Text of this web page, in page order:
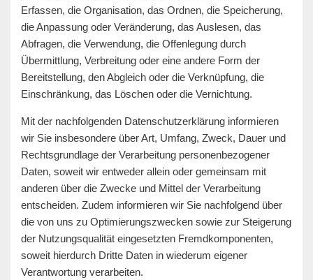
Erfassen, die Organisation, das Ordnen, die Speicherung,
die Anpassung oder Veränderung, das Auslesen, das
Abfragen, die Verwendung, die Offenlegung durch
Übermittlung, Verbreitung oder eine andere Form der
Bereitstellung, den Abgleich oder die Verknüpfung, die
Einschränkung, das Löschen oder die Vernichtung.
Mit der nachfolgenden Datenschutzerklärung informieren
wir Sie insbesondere über Art, Umfang, Zweck, Dauer und
Rechtsgrundlage der Verarbeitung personenbezogener
Daten, soweit wir entweder allein oder gemeinsam mit
anderen über die Zwecke und Mittel der Verarbeitung
entscheiden. Zudem informieren wir Sie nachfolgend über
die von uns zu Optimierungszwecken sowie zur Steigerung
der Nutzungsqualität eingesetzten Fremdkomponenten,
soweit hierdurch Dritte Daten in wiederum eigener
Verantwortung verarbeiten.